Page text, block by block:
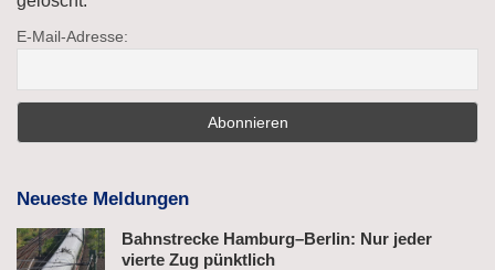
E-Mail-Adresse:
Neueste Meldungen
Bahnstrecke Hamburg–Berlin: Nur jeder
vierte Zug pünktlich